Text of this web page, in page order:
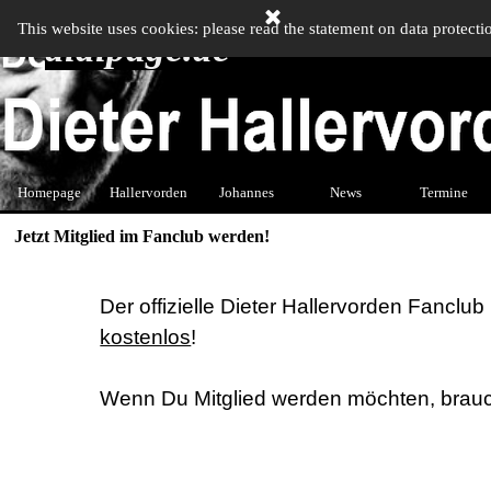
This website uses cookies: please read the statement on data
didipage.de
Homepage Hallervorden ▼
Johannes ▼
News ▼
Termine
Jetzt Mitglied im Fanclub werden!
Der offizielle Dieter Hallervorden
kostenlos!
Wenn Du Mitglied werden möchten,